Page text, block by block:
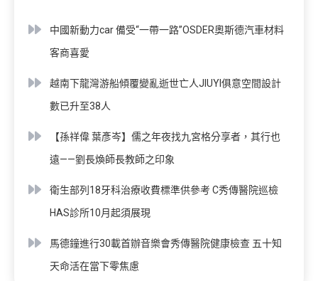
中國新動力car 備受“一帶一路”OSDER奧斯德汽車材料
客商喜愛
越南下龍灣游船傾覆變亂逝世亡人JIUYI俱意空間設計
數已升至38人
【孫祥偉 葉彥岑】儒之年夜找九宮格分享者，其行也
遠——劉長煥師長教師之印象
衛生部列18牙科治療收費標準供參考 C秀傳醫院巡檢
HAS診所10月起須展現
馬德鐘進行30載首辦音樂會秀傳醫院健康檢查 五十知
天命活在當下零焦慮